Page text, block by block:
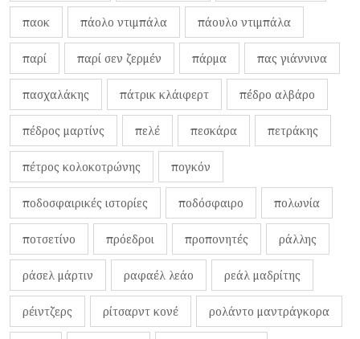
παοκ πάολο ντιμπάλα πάουλο ντιμπάλα
παρί παρί σεν ζερμέν πάρμα πας γιάννινα
πασχαλάκης πάτρικ κλάιφερτ πέδρο αλβάρο
πέδρος μαρτίνς πελέ πεσκάρα πετράκης
πέτρος κολοκοτρώνης πογκόν
ποδοσφαιρικές ιστορίες ποδόσφαιρο πολωνία
ποτσετίνο πρόεδροι προπονητές ράλλης
ράσελ μάρτιν ραφαέλ λεάο ρεάλ μαδρίτης
ρέιντζερς ρίτσαρντ κονέ ρολάντο μαντράγκορα